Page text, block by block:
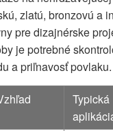
zlatú, bronzovú a
pre dizajnérske
je potrebné
a priľnavosť povlaku.
Typická